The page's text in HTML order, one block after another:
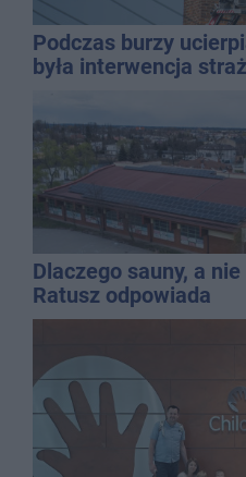
Podczas burzy
była interwencja
Dlaczego sauny, a
Ratusz odpowiada